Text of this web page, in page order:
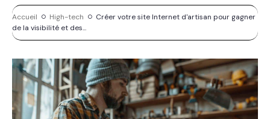
Accueil High-tech
Créer votre site Internet d'artisan pour gagner
de la visibilité et des...